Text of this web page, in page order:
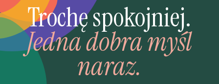
Trochę spokojniej.
Jedna dobra myśl
naraz.